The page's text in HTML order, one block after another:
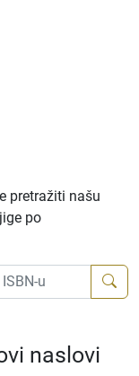
pretražiti našu
po
naslovi